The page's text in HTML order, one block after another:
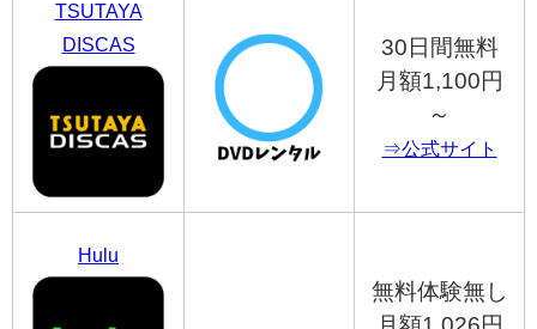
TSUTAYA
DISCAS
30日間無料
月額1,100円
～
⇒公式サイト
Hulu
無料体験無し